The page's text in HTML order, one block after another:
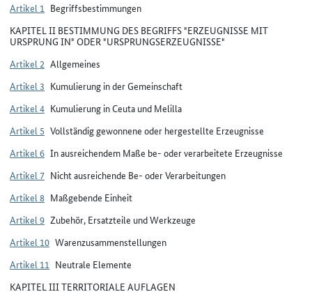
Artikel 1 Begriffsbestimmungen
KAPITEL II BESTIMMUNG DES BEGRIFFS "ERZEUGNISSE MIT
URSPRUNG IN" ODER "URSPRUNGSERZEUGNISSE"
Artikel 2 Allgemeines
Artikel 3 Kumulierung in der Gemeinschaft
Artikel 4 Kumulierung in Ceuta und Melilla
Artikel 5 Vollständig gewonnene oder hergestellte Erzeugnisse
Artikel 6 In ausreichendem Maße be- oder verarbeitete Erzeugnisse
Artikel 7 Nicht ausreichende Be- oder Verarbeitungen
Artikel 8 Maßgebende Einheit
Artikel 9 Zubehör, Ersatzteile und Werkzeuge
Artikel 10 Warenzusammenstellungen
Artikel 11 Neutrale Elemente
KAPITEL III TERRITORIALE AUFLAGEN